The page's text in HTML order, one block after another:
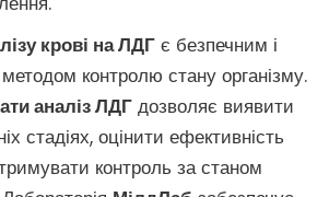
крові на ЛДГ є безпечним і
контролю стану організму.
аналіз ЛДГ дозволяє виявити
стадіях, оцінити ефективність
контроль за станом